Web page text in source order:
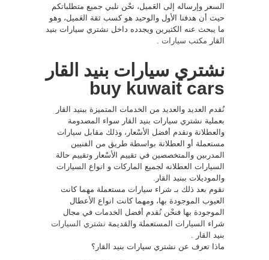
السعر وإرساله إلى العَميل، نحْن نلبي جميع متطلباتكم
حيث أن هدفنا الأول والوحيد هو كسب ثقة العَميل، وهو
ما يبحث عنه الكثيرين ويجدده داخل نشتري سيارات بنيد
القار مكتب سيارات
نشتري سيارات بنيد القار
buy kuwait cars
نُقدم العديد والعديد من الخدمات المتميزة ببنيد القار
بعملية نشتري سيارات بنيد القار سواء المصدومة
والعطلانة ونقدم أفضل الأسْعار، وذلك مقابل سيارات
مستعملة أو العطلانة بواسطة طريق من الفنيين
المدربين والمتخصصين في تقييم الأسْعار وتقييم حالة
السيارات العطلانه لجميع الماركات و انواع السيارات
والموديلات ببنيد القار.
نقوم بعد ذلك بـ شراء سيارات مستعملة مهما كانت
العيوب الموجودة بها، ومهما كانت انواع الأعطال
الموجودة بها فنحْن نُقدم أفضل الخدمات في مجال
شراء السيارات المستعملة والقديمة نشتري السيارات
بنيد القار .
ماذا تعرف عن نشتري سيارات بنيد القار؟